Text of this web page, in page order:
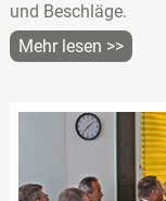
und Beschläge.
Mehr lesen >>